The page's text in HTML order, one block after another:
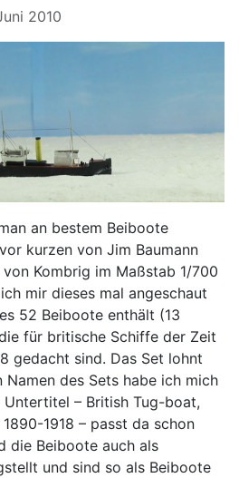
2010
an bestem Beiboote
kurzen von Jim Baumann
Kombrig im Maßstab 1/700
mir dieses mal angeschaut
52 Beiboote enthält (13
für britische Schiffe der Zeit
gedacht sind. Das Set lohnt
Namen des Sets habe ich mich
– British Tug-boat,
1918 – passt da schon
die Beiboote auch als
und sind so als Beiboote